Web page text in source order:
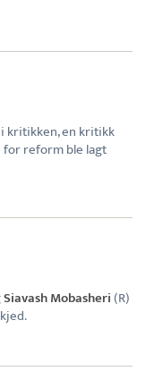
kritikken, en kritikk
reform ble lagt
Siavash Mobasheri(R)